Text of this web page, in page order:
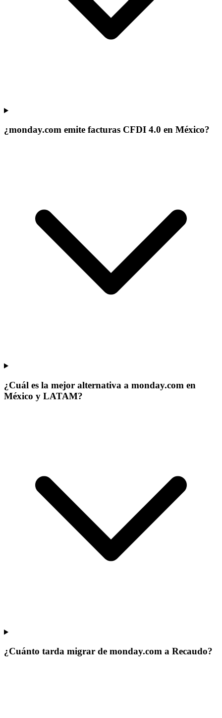
¿monday.com emite facturas CFDI 4.0 en México?
¿Cuál es la mejor alternativa a monday.com en
México y LATAM?
¿Cuánto tarda migrar de monday.com a Recaudo?